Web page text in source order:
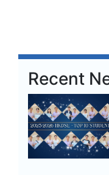
Recent